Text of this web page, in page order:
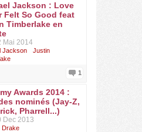
Jackson : Love
Felt So Good feat
Timberlake en
Mai 2014
Jackson
Justin
1
Awards 2014 :
nominés (Jay-Z,
Pharrell...)
Dec 2013
Drake